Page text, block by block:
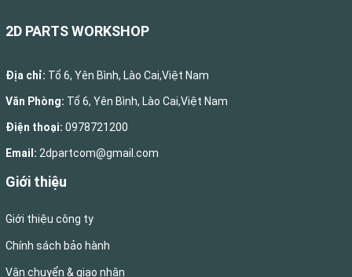
2D PARTS WORKSHOP
Địa chỉ: Tổ 6, Yên Bình, Lào Cai,Việt Nam
Văn Phòng: Tổ 6, Yên Bình, Lào Cai,Việt Nam
Điện thoại: 0978721200
Email: 2dpartcom@gmail.com
Giới thiệu
Giới thiệu công ty
Chính sách bảo hành
Vận chuyển & giao nhận